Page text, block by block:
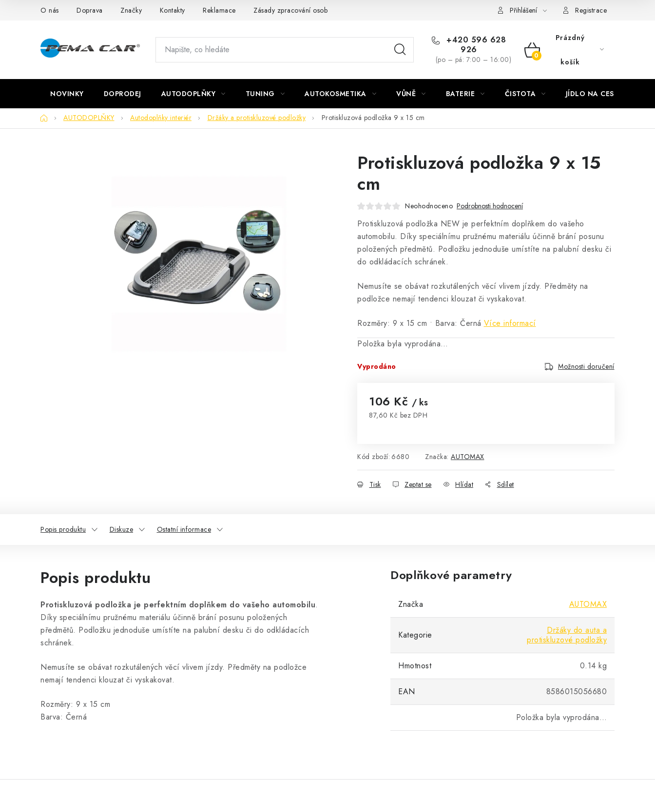
O nás Doprava Značky Kontakty Reklamace Zásady zpracování osobních údajů Přihlášení Registrace
+420 596 628
926
(po – pá: 7:00 – 16:00)
NÁKUPNÍ
Prázdný
košík
NOVINKY DOPRODEJ AUTODOPLŇKY TUNING AUTOKOSMETIKA VŮNĚ BATERIE ČISTOTA JÍDLO NA CESTU
DomůAUTODOPLŇKY Autodoplňky interiér Držáky a protiskluzové podložky Protiskluzová podložka 9 x 15 cm
Protiskluzová podložka 9 x 15
cm
Neohodnoceno Podrobnosti hodnocení
Protiskluzová podložka NEW je perfektním doplňkem do vašeho
automobilu. Díky speciálnímu pružnému materiálu účinně brání posunu
položených předmětů. Podložku jednoduše umístíte na palubní desku či
do odkládacích schránek.
Nemusíte se obávat rozkutálených věcí vlivem jízdy. Předměty na
podložce nemají tendenci klouzat či vyskakovat.
Rozměry: 9 x 15 cm • Barva: Černá Více informací
Položka byla vyprodána…
Vyprodáno Možnosti doručení
106 Kč / ks
87,60 Kč bez DPH
Kód zboží: 6680 Značka: AUTOMAX
Tisk Zeptat se Hlídat Sdílet
Popis produktu Diskuze Ostatní informace
Popis produktu
Protiskluzová podložka je perfektním doplňkem do vašeho automobilu.
Díky speciálnímu pružnému materiálu účinně brání posunu položených
předmětů. Podložku jednoduše umístíte na palubní desku či do odkládacích
schránek.
Nemusíte se obávat rozkutálených věcí vlivem jízdy. Předměty na podložce
nemají tendenci klouzat či vyskakovat.
Rozměry: 9 x 15 cm
Barva: Černá
Doplňkové parametry
Značka AUTOMAX
Kategorie
Držáky do auta a
protiskluzové podložky
Hmotnost 0.14 kg
EAN 8586015056680
Položka byla vyprodána…